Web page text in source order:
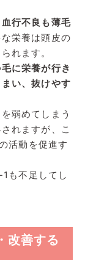
行不良も薄毛
栄養は頭皮の
れます。
に栄養が行き
い、抜けやす
弱めてしまう
れますが、こ
活動を促進す
も不足してし
改善する